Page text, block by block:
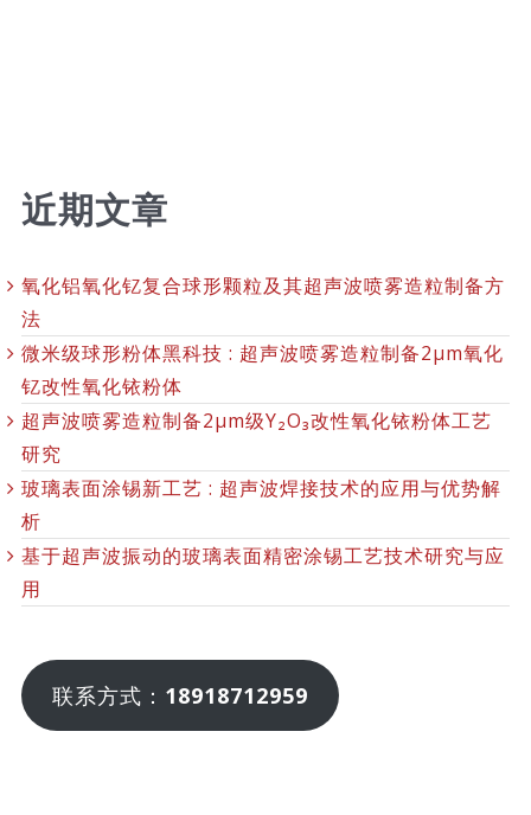
近期文章
氧化铝氧化钇复合球形颗粒及其超声波喷雾造粒制备方
法
微米级球形粉体黑科技 : 超声波喷雾造粒制备2μm氧化
钇改性氧化铱粉体
超声波喷雾造粒制备2μm级Y₂O₃改性氧化铱粉体工艺
研究
玻璃表面涂锡新工艺 : 超声波焊接技术的应用与优势解
析
基于超声波振动的玻璃表面精密涂锡工艺技术研究与应
用
联系方式： 18918712959